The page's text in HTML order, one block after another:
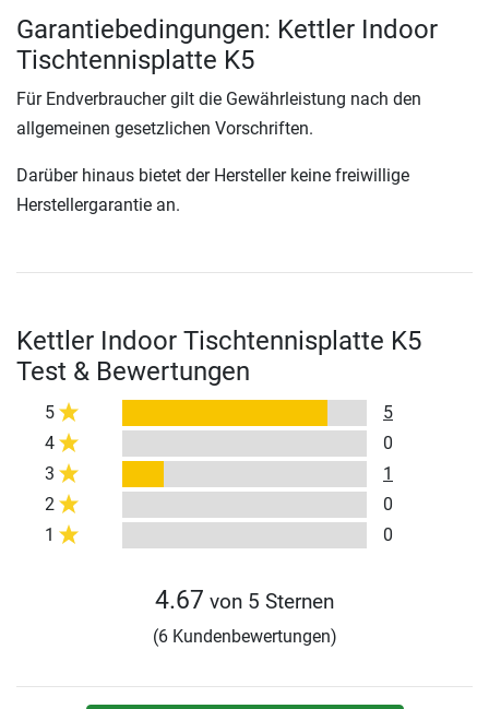
Garantiebedingungen: Kettler Indoor
Tischtennisplatte K5
Für Endverbraucher gilt die Gewährleistung nach den
allgemeinen gesetzlichen Vorschriften.
Darüber hinaus bietet der Hersteller keine freiwillige
Herstellergarantie an.
Kettler Indoor Tischtennisplatte K5
Test & Bewertungen
5
5
4
0
3
1
2
0
1
0
4.67 von 5 Sternen
(6 Kundenbewertungen)